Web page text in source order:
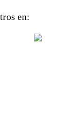
en: